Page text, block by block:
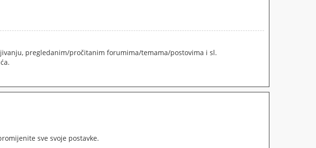
pregledanim/pročitanim forumima/temama/postovima i sl.
sve svoje postavke.